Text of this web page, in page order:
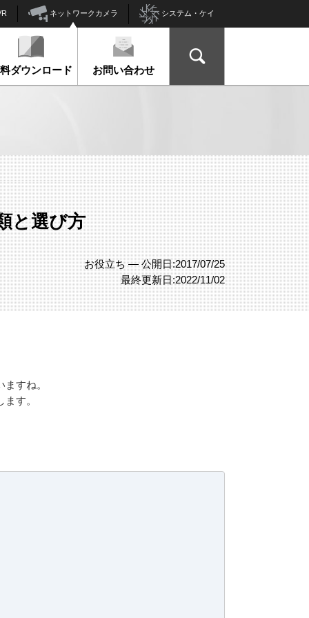
ネットワークカメラ システム・ケイ
ダウンロード お問い合わせ
と選び方
お役立ち —公開日:2017/07/25
最終更新日:2022/11/02
すね。
す。